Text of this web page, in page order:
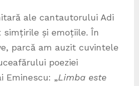
ale cantautorului Adi
simțirile și emoțiile. În
parcă am auzit cuvintele
poeziei
Eminescu: „Limba este